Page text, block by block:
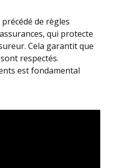
de règles
qui protecte
Cela garantit que
respectés.
est fondamental